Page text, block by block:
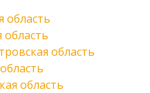
область
область
область
область